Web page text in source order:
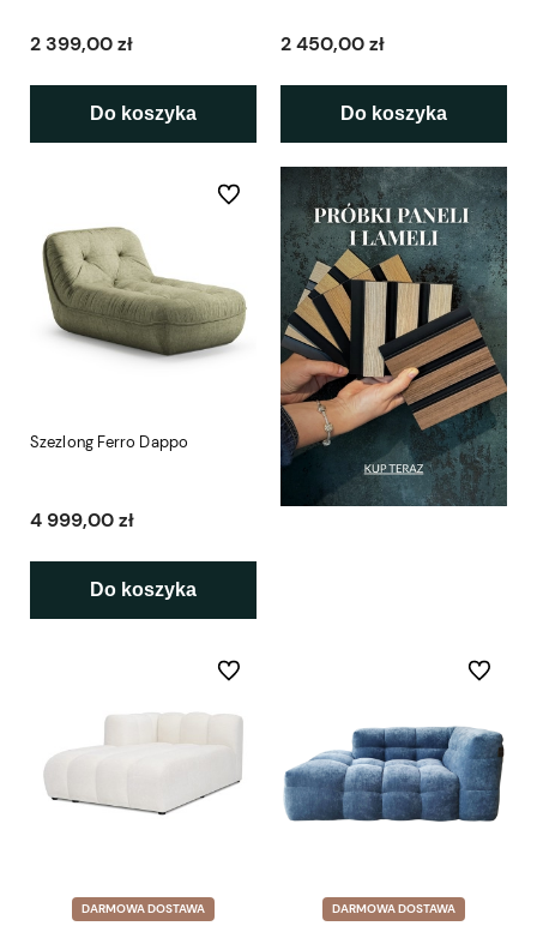
2 399,00 zł
Do koszyka
2 450,00 zł
Do koszyka
Szezlong Ferro Dappo
4 999,00 zł
Do koszyka
Do ulubionych
DARMOWA DOSTAWA
Do ulubionych
DARMOWA DOSTAWA
Do